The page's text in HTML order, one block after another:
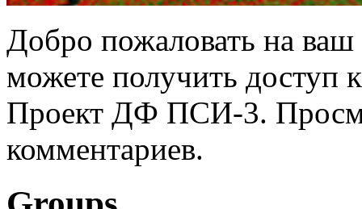
Добро пожаловать на
можете получить доступ
Проект ДФ ПСИ-3.
комментариев.